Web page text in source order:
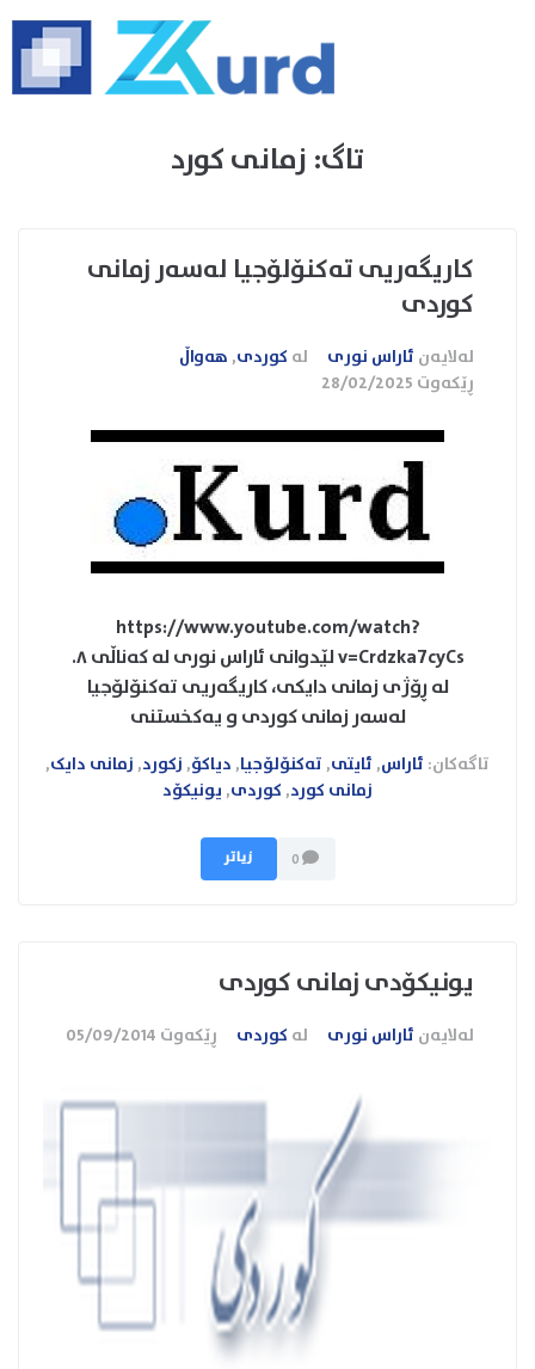
تاگ: زمانی کورد
کاریگەریی تەکنۆلۆجیا لەسەر زمانی
کوردی
لەلایەن ئاراس نوری لە کوردی,هەواڵ
ڕێکەوت 28/02/2025
https://www.youtube.com/watch?
v=Crdzka7cyCs لێدوانی ئاراس نوری لە کەناڵی ٨.
لە ڕۆژی زمانی دایکی، کاریگەریی تەکنۆلۆجیا
لەسەر زمانی کوردی و یەکخستنی
تاگەکان: ئاراس,ئایتی,تەکنۆلۆجیا,دیاکۆ,زکورد,زمانی دایک,
زمانی کورد,کوردی,یونیکۆد
زیاتر
یونیکۆدی زمانی کوردی
لەلایەن ئاراس نوری لە کوردی ڕێکەوت 05/09/2014